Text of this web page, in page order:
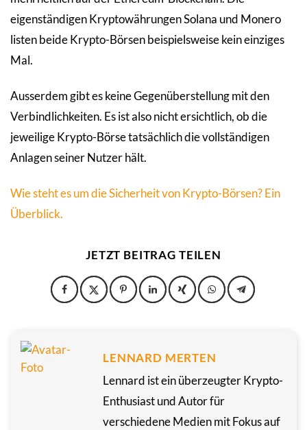
eigenständigen Kryptowährungen Solana und Monero
listen beide Krypto-Börsen beispielsweise kein einziges
Mal.
Ausserdem gibt es keine Gegenüberstellung mit den
Verbindlichkeiten. Es ist also nicht ersichtlich, ob die
jeweilige Krypto-Börse tatsächlich die vollständigen
Anlagen seiner Nutzer hält.
Wie steht es um die Sicherheit von Krypto-Börsen? Ein
Überblick.
JETZT BEITRAG TEILEN
LENNARD MERTEN
Lennard ist ein überzeugter Krypto-
Enthusiast und Autor für
verschiedene Medien mit Fokus auf